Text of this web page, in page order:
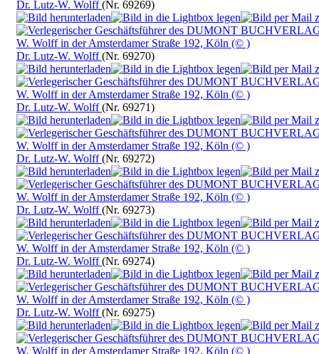
Dr. Lutz-W. Wolff(Nr. 69269)
Dr. Lutz-W. Wolff(Nr. 69270)
Dr. Lutz-W. Wolff(Nr. 69271)
Dr. Lutz-W. Wolff(Nr. 69272)
Dr. Lutz-W. Wolff(Nr. 69273)
Dr. Lutz-W. Wolff(Nr. 69274)
Dr. Lutz-W. Wolff(Nr. 69275)